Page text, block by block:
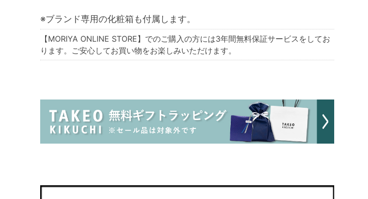
※ブランド専用の化粧箱も付属します。
【MORIYA ONLINE STORE】でのご購入の方には3年間無料保証サービス をしてお
ります。ご安心してお買い物をお楽しみいただけます。